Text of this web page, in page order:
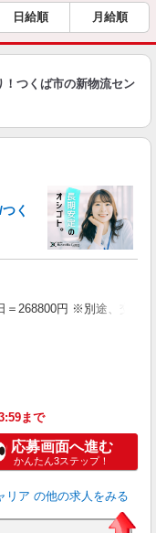
日給順 月給順
！つくば市の新物流セン
く
＝268800円 ※別途、交通
まで
応募画面へ進む
かんたん3ステップ！
リア の他の求人をみる